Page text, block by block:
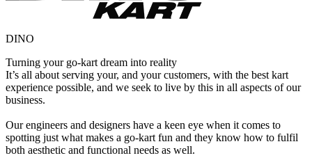
DINO
Turning your go-kart dream into reality
It’s all about serving your, and your customers, with the best kart
experience possible, and we seek to live by this in all aspects of our
business.
Our engineers and designers have a keen eye when it comes to
spotting just what makes a go-kart fun and they know how to fulfil
both aesthetic and functional needs as well.